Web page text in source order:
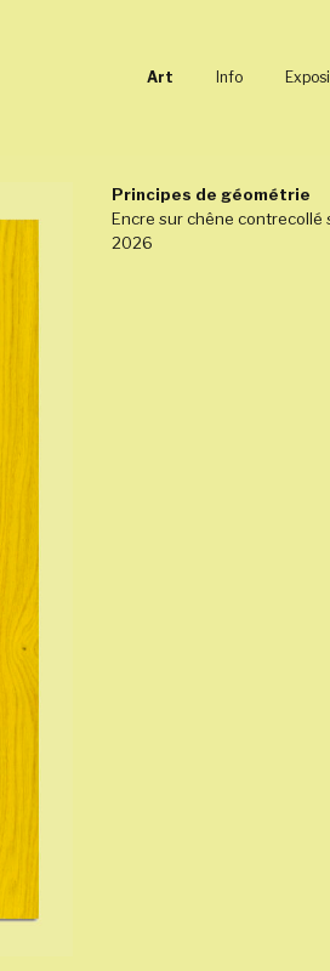
Art Info
Principes de géométrie
Encre sur chêne contrecollé
2026